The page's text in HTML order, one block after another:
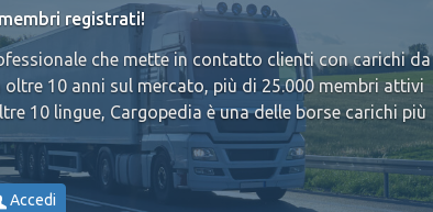
registrati!
che mette in contatto clienti con carichi da
oltre 10 anni sul mercato, più di 25.000 membri attivi
10 lingue, Cargopedia è una delle borse carichi più
Accedi